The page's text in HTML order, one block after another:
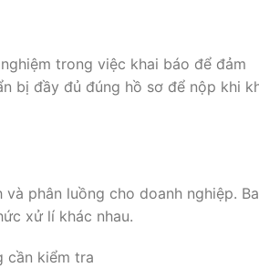
trong việc khai báo để đảm
bị đầy đủ đúng hồ sơ để nộp khi
phân luồng cho doanh nghiệp.
xử lí khác nhau.
cần kiểm tra